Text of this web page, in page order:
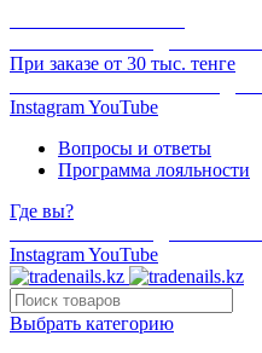
При заказе от 30 тыс. тенге
InstagramYouTube
Вопросы и ответы
Программа лояльности
Где вы?
InstagramYouTube
Выбрать категорию